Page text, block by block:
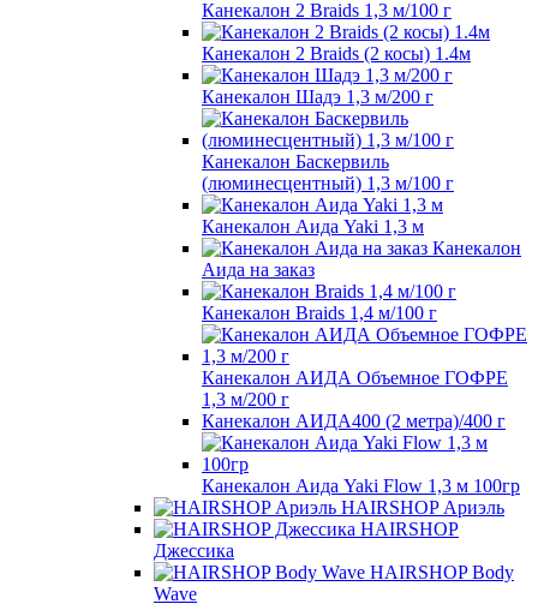
Канекалон 2 Braids 1,3 м/100 г
Канекалон 2 Braids (2 косы) 1.4м
Канекалон Шадэ 1,3 м/200 г
Канекалон Баскервиль
(люминесцентный) 1,3 м/100 г
Канекалон Аида Yaki 1,3 м
Канекалон
Аида на заказ
Канекалон Braids 1,4 м/100 г
Канекалон АИДА Объемное ГОФРЕ
1,3 м/200 г
Канекалон АИДА400 (2 метра)/400 г
Канекалон Аида Yaki Flow 1,3 м 100гр
HAIRSHOP Ариэль
HAIRSHOP
Джессика
HAIRSHOP Body
Wave